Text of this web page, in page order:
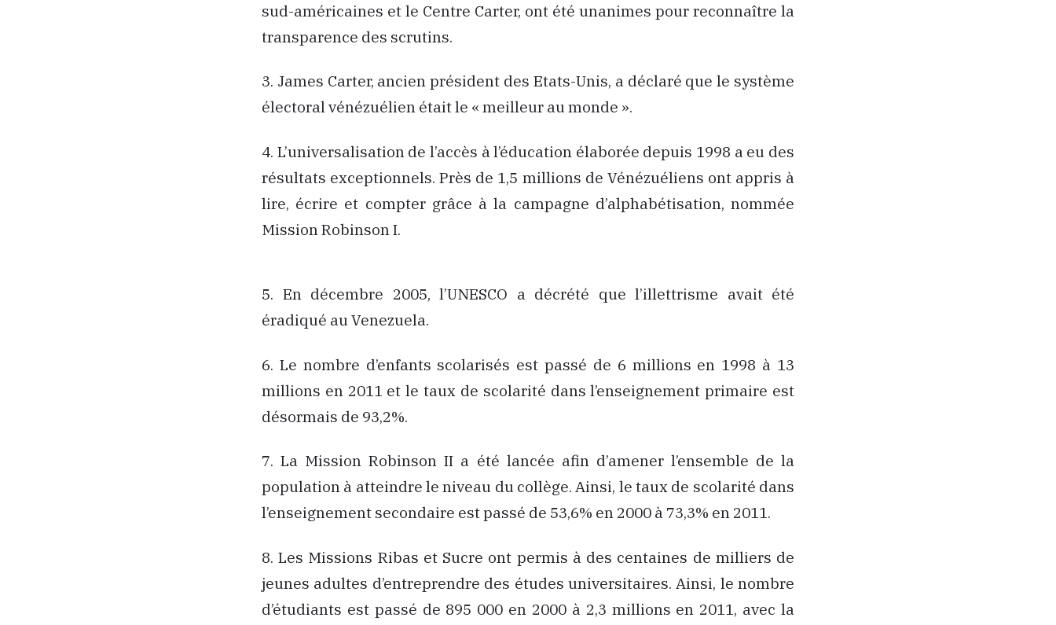
sud-américaines et le Centre Carter, ont été unanimes pour reconnaître la
transparence des scrutins.
3. James Carter, ancien président des Etats-Unis, a déclaré que le système
électoral vénézuélien était le « meilleur au monde ».
4. L’universalisation de l’accès à l’éducation élaborée depuis 1998 a eu des
résultats exceptionnels. Près de 1,5 millions de Vénézuéliens ont appris à
lire, écrire et compter grâce à la campagne d’alphabétisation, nommée
Mission Robinson I.
5. En décembre 2005, l’UNESCO a décrété que l’illettrisme avait été
éradiqué au Venezuela.
6. Le nombre d’enfants scolarisés est passé de 6 millions en 1998 à 13
millions en 2011 et le taux de scolarité dans l’enseignement primaire est
désormais de 93,2%.
7. La Mission Robinson II a été lancée afin d’amener l’ensemble de la
population à atteindre le niveau du collège. Ainsi, le taux de scolarité dans
l’enseignement secondaire est passé de 53,6% en 2000 à 73,3% en 2011.
8. Les Missions Ribas et Sucre ont permis à des centaines de milliers de
jeunes adultes d’entreprendre des études universitaires. Ainsi, le nombre
d’étudiants est passé de 895 000 en 2000 à 2,3 millions en 2011, avec la